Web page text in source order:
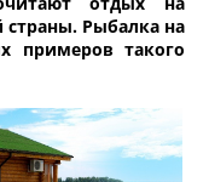
страны. Рыбалка на
примеров такого